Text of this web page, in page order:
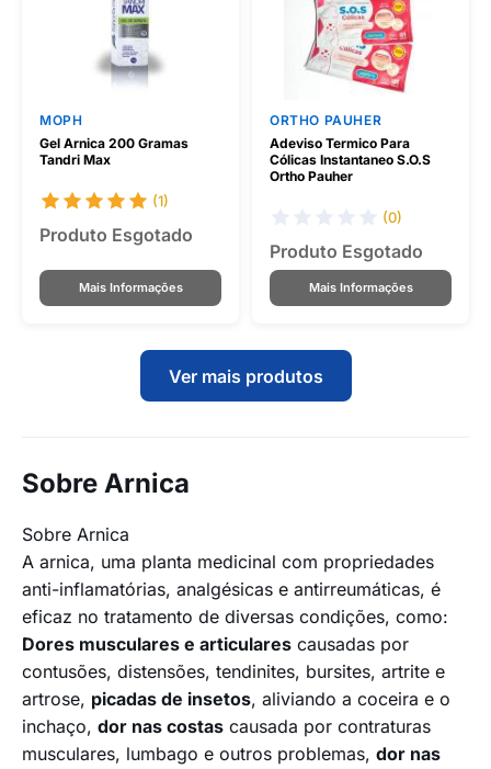
MOPH
Gel Arnica 200 Gramas
Tandri Max
(1)
Produto Esgotado
Mais Informações
ORTHO PAUHER
Adeviso Termico Para
Cólicas Instantaneo S.O.S
Ortho Pauher
(0)
Produto Esgotado
Mais Informações
Ver mais produtos
Sobre Arnica
Sobre Arnica
A arnica, uma planta medicinal com propriedades
anti-inflamatórias, analgésicas e antirreumáticas, é
eficaz no tratamento de diversas condições, como:
Dores musculares e articulares causadas por
contusões, distensões, tendinites, bursites, artrite e
artrose, picadas de insetos, aliviando a coceira e o
inchaço, dor nas costas causada por contraturas
musculares, lumbago e outros problemas, dor nas